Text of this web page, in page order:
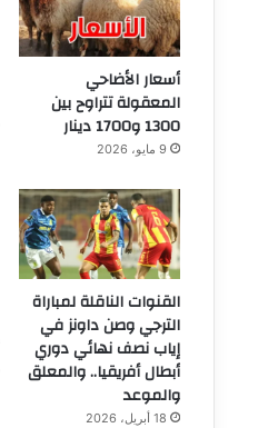
أسعار الأضاحي
المعقولة تتراوح بين
1300 و1700 دينار
9 مايو، 2026
القنوات الناقلة لمباراة
الترجي وصن داونز في
إياب نصف نهائي دوري
أبطال أفريقيا.. والمعلق
والموعد
18 أبريل، 2026